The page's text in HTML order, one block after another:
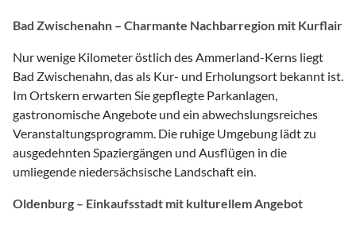
Bad Zwischenahn – Charmante Nachbarregion mit Kurflair
Nur wenige Kilometer östlich des Ammerland-Kerns liegt
Bad Zwischenahn, das als Kur- und Erholungsort bekannt ist.
Im Ortskern erwarten Sie gepflegte Parkanlagen,
gastronomische Angebote und ein abwechslungsreiches
Veranstaltungsprogramm. Die ruhige Umgebung lädt zu
ausgedehnten Spaziergängen und Ausflügen in die
umliegende niedersächsische Landschaft ein.
Oldenburg – Einkaufsstadt mit kulturellem Angebot